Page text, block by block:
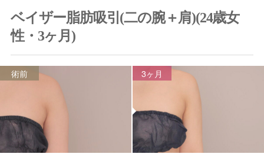
ベイザー脂肪吸引(二の腕＋肩)(24歳女
性・3ヶ月)
術前 3ヶ月